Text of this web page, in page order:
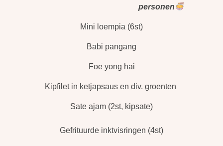
personen
Mini loempia (6st)
Babi pangang
Foe yong hai
Kipfilet in ketjapsaus en div. groenten
Sate ajam (2st, kipsate)
Gefrituurde inktvisringen (4st)